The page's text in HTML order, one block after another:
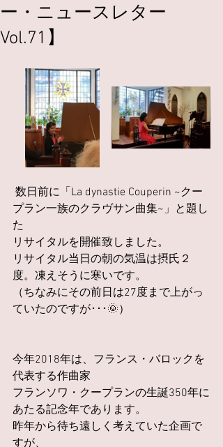
ー・ニュースレター
Vol.71】
プラン一族のクラヴサン曲集~」と題し
た
リサイタルを開催致しました。
リサイタル当日の朝の気温は摂氏２
度。凍えそうに寒いです。
（ちなみにその前日は27度まで上がっ
ていたのですが･･･🌞）
今年2018年は、フランス・バロックを
代表する作曲家
フランソワ・クープランの生誕350年に
あたる記念年であります。
昨年から待ち遠しく考えていた企画で
すが、